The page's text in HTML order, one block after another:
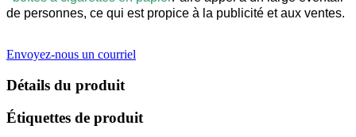
de personnes, ce qui est propice à la publicité et aux ventes.
Envoyez-nous un courriel
Détails du produit
Étiquettes de produit